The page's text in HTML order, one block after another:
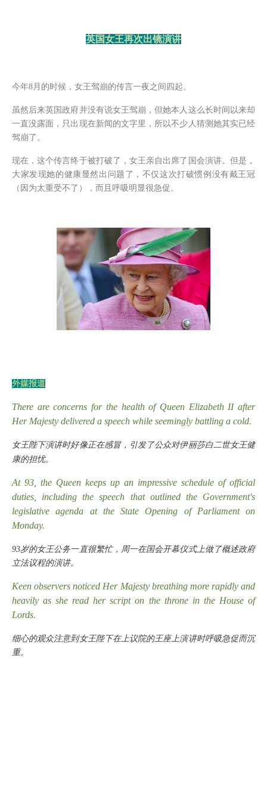
英国女王再次出镜演讲
今年8月的时候，女王驾崩的传言一夜之间四起。
虽然后来英国政府并没有说女王驾崩，但她本人这么长时间以来却
一直没露面，只出现在新闻的文字里，所以不少人猜测她其实已经
驾崩了。
现在，这个传言终于被打破了，女王亲自出席了国会演讲。但是，
大家发现她的健康显然出问题了，不仅这次打破惯例没有戴王冠
（因为太重受不了），而且呼吸明显很急促。
外媒报道
There are concerns for the health of Queen Elizabeth II after
Her Majesty delivered a speech while seemingly battling a cold.
女王陛下演讲时好像正在感冒，引发了公众对伊丽莎白二世女王健
康的担忧。
At 93, the Queen keeps up an impressive schedule of official
duties, including the speech that outlined the Government's
legislative agenda at the State Opening of Parliament on
Monday.
93岁的女王公务一直很繁忙，周一在国会开幕仪式上做了概述政府
立法议程的演讲。
Keen observers noticed Her Majesty breathing more rapidly and
heavily as she read her script on the throne in the House of
Lords.
细心的观众注意到女王陛下在上议院的王座上演讲时呼吸急促而沉
重。